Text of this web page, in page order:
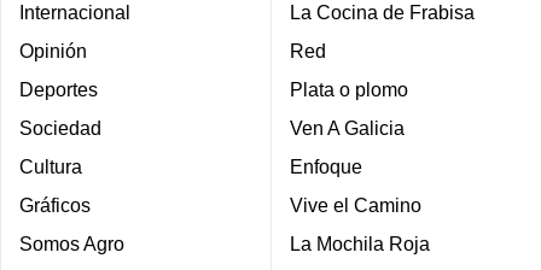
Internacional
Opinión
Deportes
Sociedad
Cultura
Gráficos
Somos Agro
La Cocina de Frabisa
Red
Plata o plomo
Ven A Galicia
Enfoque
Vive el Camino
La Mochila Roja